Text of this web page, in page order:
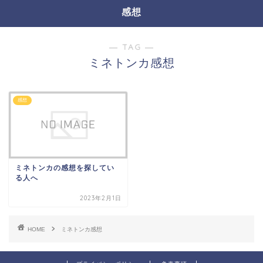
感想
― TAG ―
ミネトンカ感想
感想
ミネトンカの感想を探してい
る人へ
2023年2月1日
HOME ミネトンカ感想